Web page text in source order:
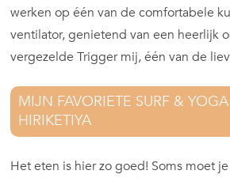
werken op één van de comfortabele
ventilator, genietend van een heerlijk
vergezelde Trigger mij, één van de
MIJN FAVORIETE SURF &
HIRIKETIYA
Het eten is hier zo goed! Soms moet